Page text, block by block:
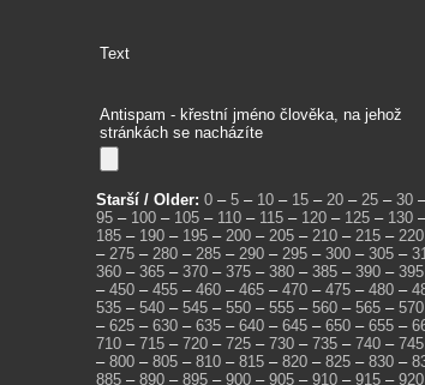
Text
Antispam - křestní jméno člověka, na jehož
stránkách se nacházíte
Starší / Older: 0 – 5 – 10 – 15 – 20 – 25 – 30
95 – 100 – 105 – 110 – 115 – 120 – 125 – 130
185 – 190 – 195 – 200 – 205 – 210 – 215 – 220
– 275 – 280 – 285 – 290 – 295 – 300 – 305 –
360 – 365 – 370 – 375 – 380 – 385 – 390 – 395
– 450 – 455 – 460 – 465 – 470 – 475 – 480 –
535 – 540 – 545 – 550 – 555 – 560 – 565 – 570
– 625 – 630 – 635 – 640 – 645 – 650 – 655 –
710 – 715 – 720 – 725 – 730 – 735 – 740 – 745
– 800 – 805 – 810 – 815 – 820 – 825 – 830 –
885 – 890 – 895 – 900 – 905 – 910 – 915 – 920